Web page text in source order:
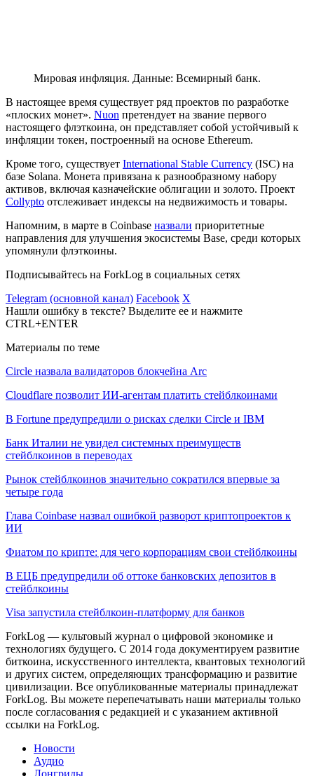
Мировая инфляция. Данные: Всемирный банк.
В настоящее время существует ряд проектов по разработке
«плоских монет». Nuon претендует на звание первого
настоящего флэткоина, он представляет собой устойчивый к
инфляции токен, построенный на основе Ethereum.
Кроме того, существует International Stable Currency (ISC) на
базе Solana. Монета привязана к разнообразному набору
активов, включая казначейские облигации и золото. Проект
Collypto отслеживает индексы на недвижимость и товары.
Напомним, в марте в Coinbase назвали приоритетные
направления для улучшения экосистемы Base, среди которых
упомянули флэткоины.
Подписывайтесь на ForkLog в социальных сетях
Telegram (основной канал) Facebook X
Нашли ошибку в тексте? Выделите ее и нажмите
CTRL+ENTER
Материалы по теме
Circle назвала валидаторов блокчейна Arc
Cloudflare позволит ИИ-агентам платить стейблкоинами
В Fortune предупредили о рисках сделки Circle и IBM
Банк Италии не увидел системных преимуществ
стейблкоинов в переводах
Рынок стейблкоинов значительно сократился впервые за
четыре года
Глава Coinbase назвал ошибкой разворот криптопроектов к
ИИ
Фиатом по крипте: для чего корпорациям свои стейблкоины
В ЕЦБ предупредили об оттоке банковских депозитов в
стейблкоины
Visa запустила стейблкоин-платформу для банков
ForkLog — культовый журнал о цифровой экономике и
технологиях будущего. С 2014 года документируем развитие
биткоина, искусственного интеллекта, квантовых технологий
и других систем, определяющих трансформацию и развитие
цивилизации. Все опубликованные материалы принадлежат
ForkLog. Вы можете перепечатывать наши материалы только
после согласования с редакцией и с указанием активной
ссылки на ForkLog.
Новости
Аудио
Лонгриды